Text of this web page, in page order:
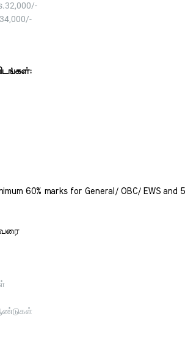
60% marks for General/ OBC/ EWS
வரை
ஆண்டுகள்